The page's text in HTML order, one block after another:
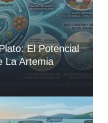
El Potencial
La Artemia